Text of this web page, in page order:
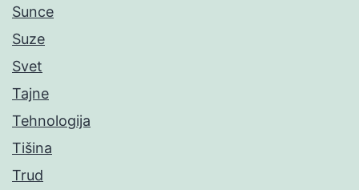
Sunce
Suze
Svet
Tajne
Tehnologija
Tišina
Trud